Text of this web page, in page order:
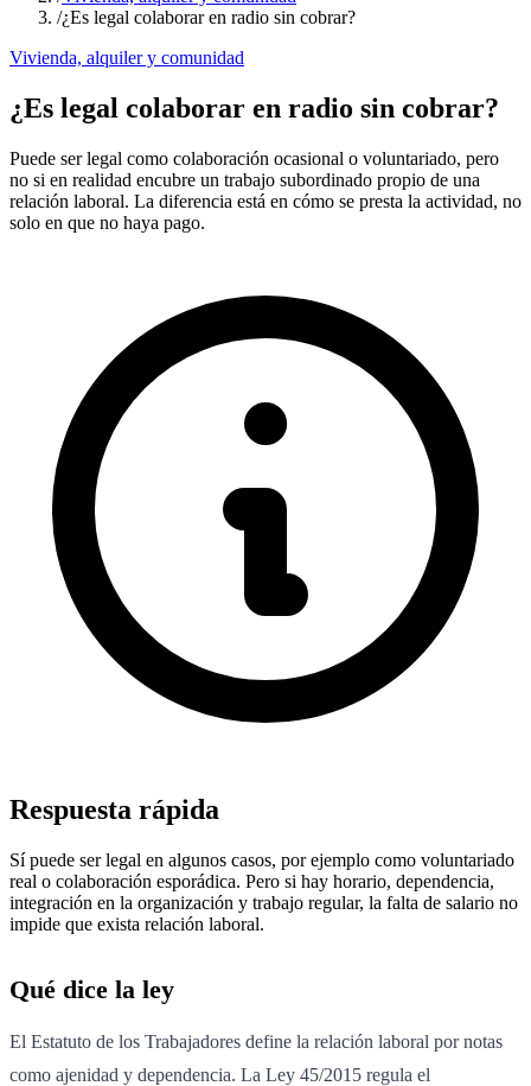
/¿Es legal colaborar en radio sin cobrar?
Vivienda, alquiler y comunidad
¿Es legal colaborar en radio sin cobrar?
Puede ser legal como colaboración ocasional o voluntariado, pero
no si en realidad encubre un trabajo subordinado propio de una
relación laboral. La diferencia está en cómo se presta la actividad, no
solo en que no haya pago.
Respuesta rápida
Sí puede ser legal en algunos casos, por ejemplo como voluntariado
real o colaboración esporádica. Pero si hay horario, dependencia,
integración en la organización y trabajo regular, la falta de salario no
impide que exista relación laboral.
Qué dice la ley
El Estatuto de los Trabajadores define la relación laboral por notas
como ajenidad y dependencia. La Ley 45/2015 regula el